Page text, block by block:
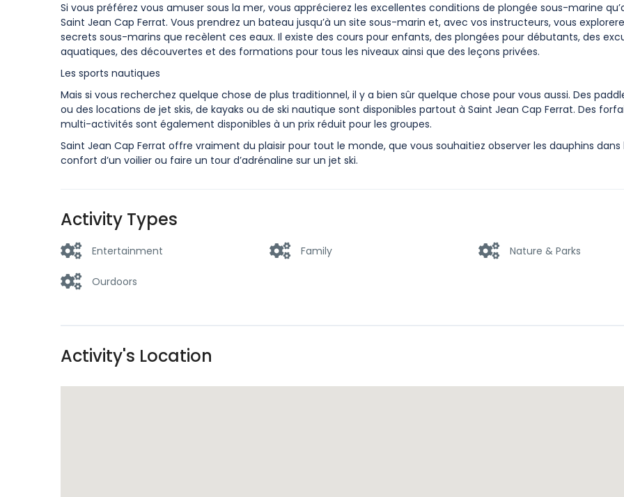
Si vous préférez vous amuser sous la mer, vous apprécierez les excellentes conditions de plongée sous-marine
Saint Jean Cap Ferrat. Vous prendrez un bateau jusqu’à un site sous-marin et, avec vos instructeurs, vous
secrets sous-marins que recèlent ces eaux. Il existe des cours pour enfants, des plongées pour débutants, des
aquatiques, des découvertes et des formations pour tous les niveaux ainsi que des leçons privées.
Les sports nautiques
Mais si vous recherchez quelque chose de plus traditionnel, il y a bien sûr quelque chose pour vous aussi. Des
ou des locations de jet skis, de kayaks ou de ski nautique sont disponibles partout à Saint Jean Cap Ferrat. Des
multi-activités sont également disponibles à un prix réduit pour les groupes.
Saint Jean Cap Ferrat offre vraiment du plaisir pour tout le monde, que vous souhaitiez observer les dauphins dans
confort d’un voilier ou faire un tour d’adrénaline sur un jet ski.
Activity Types
Entertainment Family Nature & Parks
Ourdoors
Activity's Location